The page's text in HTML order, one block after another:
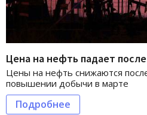
Цена на нефть падает
Цены на нефть снижаются
повышении добычи в марте
Подробнее